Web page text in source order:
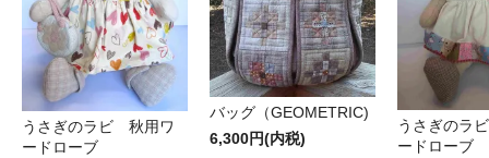
うさぎのラビ 秋用ワ
ードローブ
バッグ（GEOMETRIC)
6,300円(内税)
うさぎのラ
ードローブ